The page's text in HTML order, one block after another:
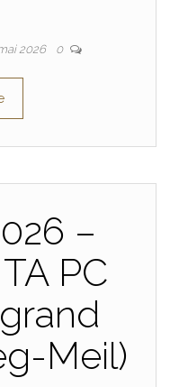
2026 0
–
PC
Meil)